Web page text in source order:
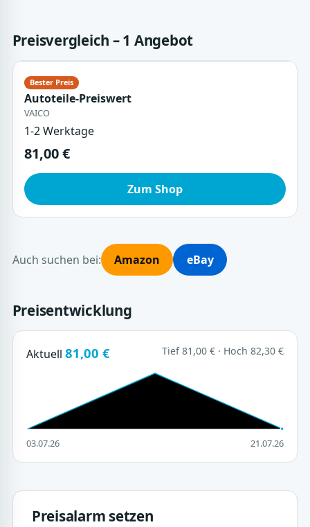
Preisvergleich – 1 Angebot
Autoteile-Preiswert
VAICO
1-2 Werktage
81,00 €
Zum Shop
Auch suchen bei: Amazon eBay
Preisentwicklung
Aktuell 81,00 € Tief 81,00 € · Hoch 82,30 €
03.07.26 21.07.26
Preisalarm setzen